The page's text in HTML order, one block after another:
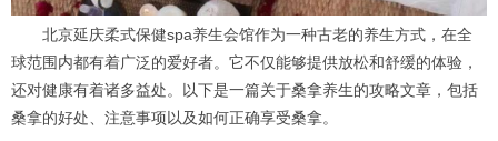
北京延庆柔式保健spa养生会馆作为一种古老的养生方式，在全
球范围内都有着广泛的爱好者。它不仅能够提供放松和舒缓的体验，
还对健康有着诸多益处。以下是一篇关于桑拿养生的攻略文章，包括
桑拿的好处、注意事项以及如何正确享受桑拿。